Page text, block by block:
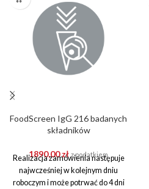
FoodScreen IgG 216 badanych
składników
1890,00zł z podatkiem
Realizacja zamówienia następuje
najwcześniej w kolejnym dniu
roboczym i może potrwać do 4 dni